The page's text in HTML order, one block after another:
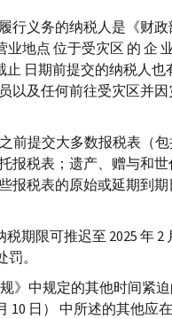
行义务的纳税人是《财
地点 位于受灾区 的 企
止 日期前提交的纳税人
以及任何前往受灾区并
前提交大多数报税表（
报税表；遗产、赠与和
税表的原始或延期到期
期限可推迟至 2025 年 2
。
》中规定的其他时间紧迫
10 日） 中所述的其他应